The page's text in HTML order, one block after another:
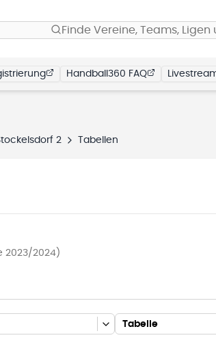
Finde Vereine, Teams, Ligen
Handball360 FAQ
2 Tabellen
2023/2024)
Tabelle